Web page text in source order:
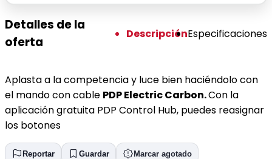
Detalles de la
oferta
DescripciónEspecificaciones
Aplasta a la competencia y luce bien haciéndolo con
el mando con cable PDP Electric Carbon.Con la
aplicación gratuita PDP Control Hub, puedes reasignar
los botones
Reportar Guardar Marcar agotado